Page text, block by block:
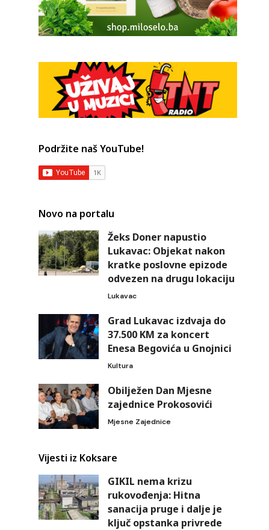
Podržite naš YouTube!
Novo na portalu
Žeks Doner napustio
Lukavac: Objekat nakon
kratke poslovne epizode
odvezen na drugu lokaciju
Lukavac
Grad Lukavac izdvaja do
37.500 KM za koncert
Enesa Begovića u Gnojnici
Kultura
Obilježen Dan Mjesne
zajednice Prokosovići
Mjesne Zajednice
Vijesti iz Koksare
GIKIL nema krizu
rukovođenja: Hitna
sanacija pruge i dalje je
ključ opstanka privrede